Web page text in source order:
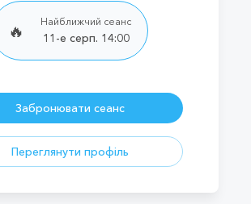
🔥
Найближчий сеанс
11-е серп. 14:00
Забронювати сеанс
Переглянути профіль